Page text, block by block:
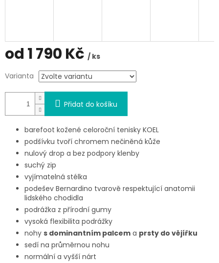
od 1 790 Kč / ks
cena:
Varianta
Přidat do košíku
barefoot kožené celoroční tenisky KOEL
podšívku tvoří chromem nečiněná kůže
nulový drop a bez podpory klenby
suchý zip
vyjímatelná stélka
podešev Bernardino tvarově respektující anatomii
lidského chodidla
podrážka z přírodní gumy
vysoká flexibilita podrážky
nohy s dominantním palcem a prsty do vějířku
sedí na průměrnou nohu
normální a vyšší nárt